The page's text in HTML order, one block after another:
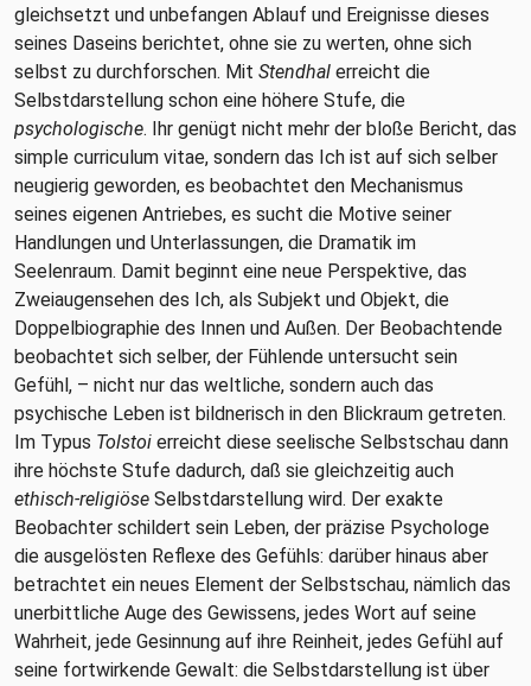
gleichsetzt und unbefangen Ablauf und Ereignisse dieses
seines Daseins berichtet, ohne sie zu werten, ohne sich
selbst zu durchforschen. Mit Stendhal erreicht die
Selbstdarstellung schon eine höhere Stufe, die
psychologische. Ihr genügt nicht mehr der bloße Bericht, das
simple curriculum vitae, sondern das Ich ist auf sich selber
neugierig geworden, es beobachtet den Mechanismus
seines eigenen Antriebes, es sucht die Motive seiner
Handlungen und Unterlassungen, die Dramatik im
Seelenraum. Damit beginnt eine neue Perspektive, das
Zweiaugensehen des Ich, als Subjekt und Objekt, die
Doppelbiographie des Innen und Außen. Der Beobachtende
beobachtet sich selber, der Fühlende untersucht sein
Gefühl, – nicht nur das weltliche, sondern auch das
psychische Leben ist bildnerisch in den Blickraum getreten.
Im Typus Tolstoi erreicht diese seelische Selbstschau dann
ihre höchste Stufe dadurch, daß sie gleichzeitig auch
ethisch-religiöse Selbstdarstellung wird. Der exakte
Beobachter schildert sein Leben, der präzise Psychologe
die ausgelösten Reflexe des Gefühls: darüber hinaus aber
betrachtet ein neues Element der Selbstschau, nämlich das
unerbittliche Auge des Gewissens, jedes Wort auf seine
Wahrheit, jede Gesinnung auf ihre Reinheit, jedes Gefühl auf
seine fortwirkende Gewalt: die Selbstdarstellung ist über